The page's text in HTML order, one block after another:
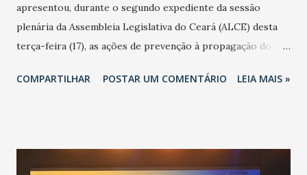
apresentou, durante o segundo expediente da sessão
plenária da Assembleia Legislativa do Ceará (ALCE) desta
terça-feira (17), as ações de prevenção à propagação do
adotadas pelo Governo do Estado na contenção da
população suspeita e de cuidados com os ambientes
COMPARTILHAR POSTAR UM COMENTÁRIO LEIA MAIS »